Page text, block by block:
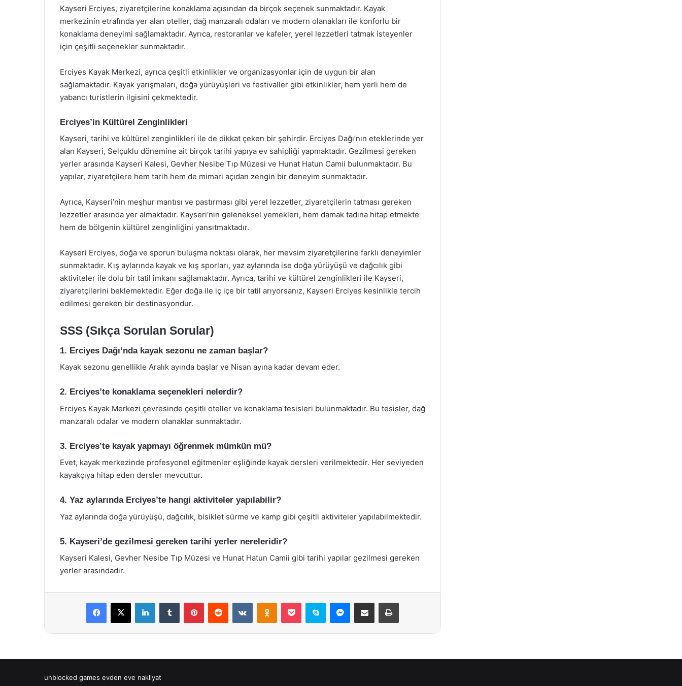
Kayseri Erciyes, ziyaretçilerine konaklama açısından da birçok seçenek sunmaktadır. Kayak
merkezinin etrafında yer alan oteller, dağ manzaralı odaları ve modern olanakları ile konforlu bir
konaklama deneyimi sağlamaktadır. Ayrıca, restoranlar ve kafeler, yerel lezzetleri tatmak isteyenler
için çeşitli seçenekler sunmaktadır.
Erciyes Kayak Merkezi, ayrıca çeşitli etkinlikler ve organizasyonlar için de uygun bir alan
sağlamaktadır. Kayak yarışmaları, doğa yürüyüşleri ve festivaller gibi etkinlikler, hem yerli hem de
yabancı turistlerin ilgisini çekmektedir.
Erciyes’in Kültürel Zenginlikleri
Kayseri, tarihi ve kültürel zenginlikleri ile de dikkat çeken bir şehirdir. Erciyes Dağı’nın eteklerinde yer
alan Kayseri, Selçuklu dönemine ait birçok tarihi yapıya ev sahipliği yapmaktadır. Gezilmesi gereken
yerler arasında Kayseri Kalesi, Gevher Nesibe Tıp Müzesi ve Hunat Hatun Camii bulunmaktadır. Bu
yapılar, ziyaretçilere hem tarih hem de mimari açıdan zengin bir deneyim sunmaktadır.
Ayrıca, Kayseri’nin meşhur mantısı ve pastırması gibi yerel lezzetler, ziyaretçilerin tatması gereken
lezzetler arasında yer almaktadır. Kayseri’nin geleneksel yemekleri, hem damak tadına hitap etmekte
hem de bölgenin kültürel zenginliğini yansıtmaktadır.
Kayseri Erciyes, doğa ve sporun buluşma noktası olarak, her mevsim ziyaretçilerine farklı deneyimler
sunmaktadır. Kış aylarında kayak ve kış sporları, yaz aylarında ise doğa yürüyüşü ve dağcılık gibi
aktiviteler ile dolu bir tatil imkanı sağlamaktadır. Ayrıca, tarihi ve kültürel zenginlikleri ile Kayseri,
ziyaretçilerini beklemektedir. Eğer doğa ile iç içe bir tatil arıyorsanız, Kayseri Erciyes kesinlikle tercih
edilmesi gereken bir destinasyondur.
SSS (Sıkça Sorulan Sorular)
1. Erciyes Dağı’nda kayak sezonu ne zaman başlar?
Kayak sezonu genellikle Aralık ayında başlar ve Nisan ayına kadar devam eder.
2. Erciyes’te konaklama seçenekleri nelerdir?
Erciyes Kayak Merkezi çevresinde çeşitli oteller ve konaklama tesisleri bulunmaktadır. Bu tesisler, dağ
manzaralı odalar ve modern olanaklar sunmaktadır.
3. Erciyes’te kayak yapmayı öğrenmek mümkün mü?
Evet, kayak merkezinde profesyonel eğitmenler eşliğinde kayak dersleri verilmektedir. Her seviyeden
kayakçıya hitap eden dersler mevcuttur.
4. Yaz aylarında Erciyes’te hangi aktiviteler yapılabilir?
Yaz aylarında doğa yürüyüşü, dağcılık, bisiklet sürme ve kamp gibi çeşitli aktiviteler yapılabilmektedir.
5. Kayseri’de gezilmesi gereken tarihi yerler nereleridir?
Kayseri Kalesi, Gevher Nesibe Tıp Müzesi ve Hunat Hatun Camii gibi tarihi yapılar gezilmesi gereken
yerler arasındadır.
Facebook
X LinkedInTumblr PinterestReddit VKontakteOdnoklassniki
Pocket Skype Messenger
E-Posta ile paylaş Yazdır
unblocked games evden eve nakliyat